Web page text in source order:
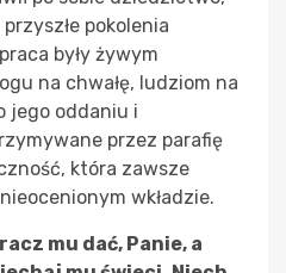
pokolenia
były żywym
na chwałę, ludziom na
jego oddaniu i
przez parafię
która zawsze
wkładzie.
mu dać, Panie, a